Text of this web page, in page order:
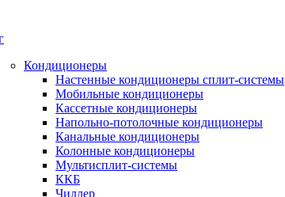
Кондиционеры
Настенные кондиционеры сплит-системы
Мобильные кондиционеры
Кассетные кондиционеры
Напольно-потолочные кондиционеры
Канальные кондиционеры
Колонные кондиционеры
Мультисплит-системы
ККБ
Чиллер